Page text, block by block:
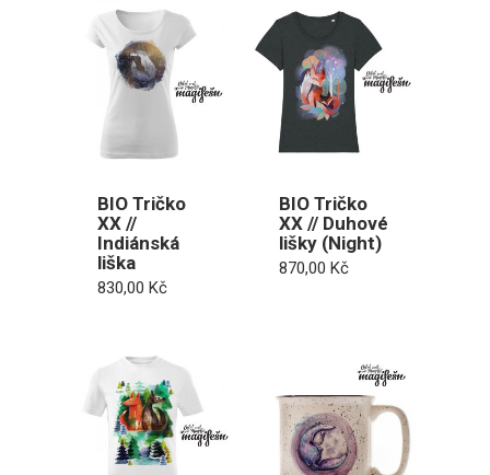
BIO Tričko
XX //
Indiánská
liška
830,00 Kč
BIO Tričko
XX // Duhové
lišky (Night)
870,00Kč